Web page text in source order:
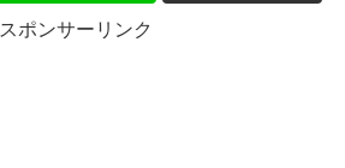
スポンサーリンク